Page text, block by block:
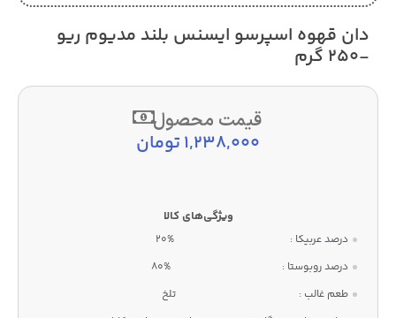
دان قهوه اسپرسو ایسنس بلند مدیوم ریو
-250 گرم
قیمت محصول
1,238,000تومان
درصد عربیکا :
20%
درصد روبوستا :
80%
طعم غالب :
تلخ